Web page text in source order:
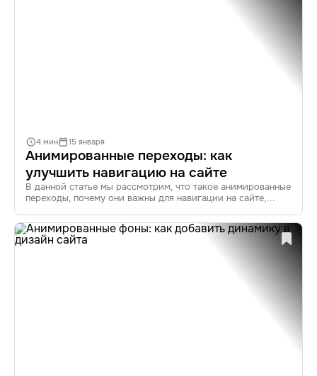
Анимированные переходы: как
улучшить навигацию на сайте
В данной статье мы рассмотрим, что такое анимированные
переходы, почему они важны для навигации на сайте,
2023 года. Узнайте, как анимация может изменить
пользовательский опыт (UX) и улучшить взаимодействие
с вашим сайтом.
4 мин 15 января